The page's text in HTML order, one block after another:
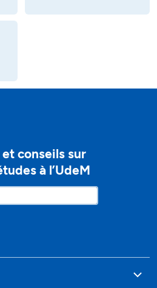
conseils sur
à l’UdeM